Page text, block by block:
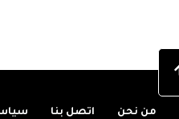
من نحن اتصل بنا